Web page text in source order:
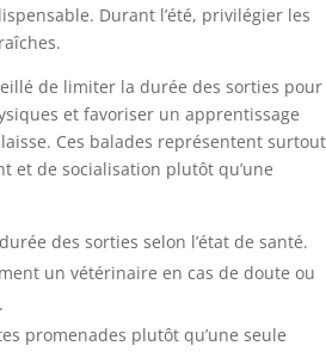
Durant l’été, privilégier les
de limiter la durée des sorties pour
et favoriser un apprentissage
Ces balades représentent surtout
et de socialisation plutôt qu’une
des sorties selon l’état de santé.
un vétérinaire en cas de doute ou
promenades plutôt qu’une seule